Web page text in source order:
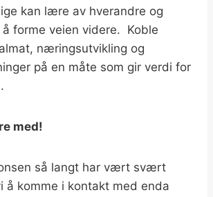
kan lære av hverandre og
forme veien videre. Koble
næringsutvikling og
på en måte som gir verdi for
med!
så langt har vært svært
å komme i kontakt med enda